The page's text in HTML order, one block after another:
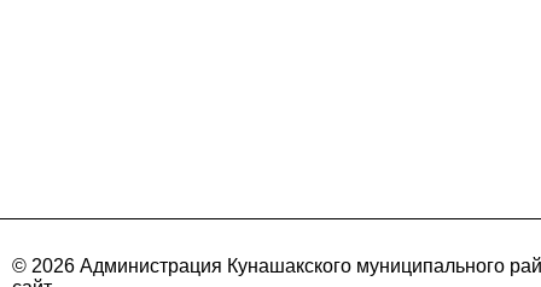
© 2026 Администрация Кунашакского муниципального